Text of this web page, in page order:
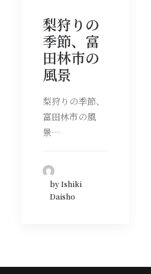
梨狩りの
季節、富
田林市の
風景
梨狩りの季節、
富田林市の風
景…
by Ishiki
Daisho